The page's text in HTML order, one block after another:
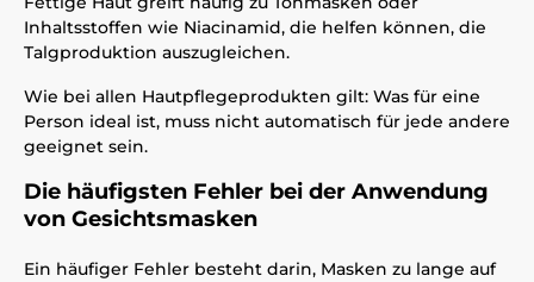
Inhaltsstoffen wie Niacinamid, die helfen können, die
Talgproduktion auszugleichen.
Wie bei allen Hautpflegeprodukten gilt: Was für eine
Person ideal ist, muss nicht automatisch für jede andere
geeignet sein.
Die häufigsten Fehler bei der Anwendung
von Gesichtsmasken
Ein häufiger Fehler besteht darin, Masken zu lange auf